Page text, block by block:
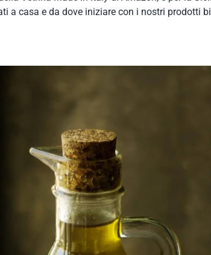
a casa e da dove iniziare con i nostri prodotti